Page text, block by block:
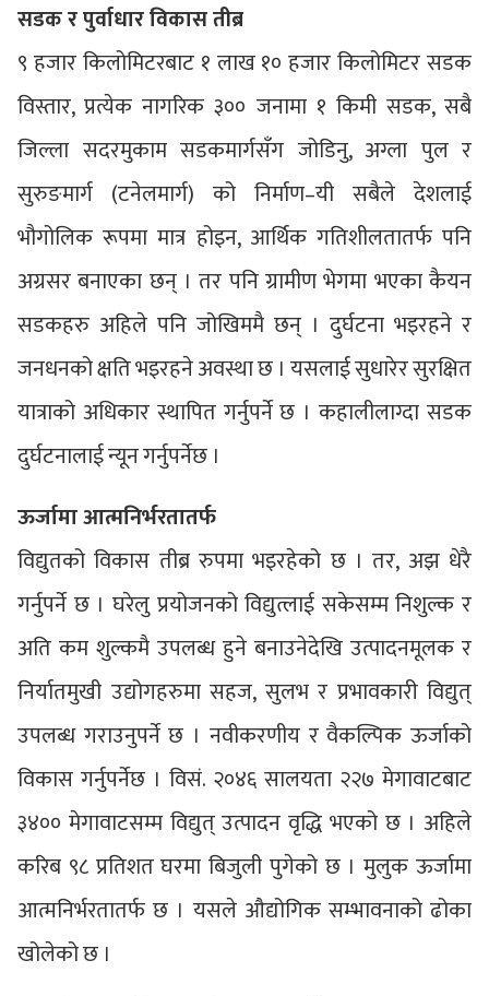
सडक र पुर्वाधार विकास तीब्र
९ हजार किलोमिटरबाट १ लाख १० हजार किलोमिटर सडक
विस्तार, प्रत्येक नागरिक ३०० जनामा १ किमी सडक, सबै
जिल्ला सदरमुकाम सडकमार्गसँग जोडिनु, अग्ला पुल र
सुरुङमार्ग (टनेलमार्ग) को निर्माण–यी सबैले देशलाई
भौगोलिक रूपमा मात्र होइन, आर्थिक गतिशीलतातर्फ पनि
अग्रसर बनाएका छन् । तर पनि ग्रामीण भेगमा भएका कैयन
सडकहरु अहिले पनि जोखिममै छन् । दुर्घटना भइरहने र
जनधनको क्षति भइरहने अवस्था छ । यसलाई सुधारेर सुरक्षित
यात्राको अधिकार स्थापित गर्नुपर्ने छ । कहालीलाग्दा सडक
दुर्घटनालाई न्यून गर्नुपर्नेछ ।
ऊर्जामा आत्मनिर्भरतातर्फ
विद्युतको विकास तीब्र रुपमा भइरहेको छ । तर, अझ धेरै
गर्नुपर्ने छ । घरेलु प्रयोजनको विद्युत्लाई सकेसम्म निशुल्क र
अति कम शुल्कमै उपलब्ध हुने बनाउनेदेखि उत्पादनमूलक र
निर्यातमुखी उद्योगहरुमा सहज, सुलभ र प्रभावकारी विद्युत्
उपलब्ध गराउनुपर्ने छ । नवीकरणीय र वैकल्पिक ऊर्जाको
विकास गर्नुपर्नेछ । विसं. २०४६ सालयता २२७ मेगावाटबाट
३४०० मेगावाटसम्म विद्युत् उत्पादन वृद्धि भएको छ । अहिले
करिब ९८ प्रतिशत घरमा बिजुली पुगेको छ । मुलुक ऊर्जामा
आत्मनिर्भरतातर्फ छ । यसले औद्योगिक सम्भावनाको ढोका
खोलेको छ ।